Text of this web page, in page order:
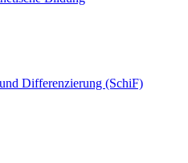
Differenzierung (SchiF)